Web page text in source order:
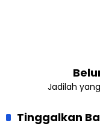
Jadilah
Tinggalkan